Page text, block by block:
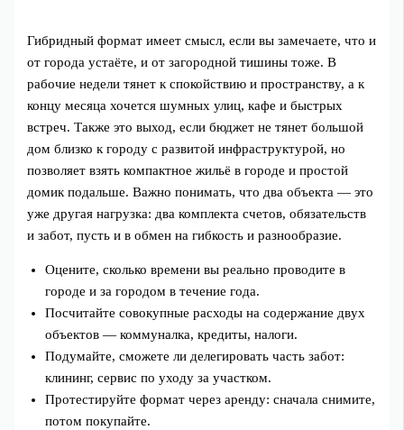
Гибридный формат имеет смысл, если вы замечаете, что и
от города устаёте, и от загородной тишины тоже. В
рабочие недели тянет к спокойствию и пространству, а к
концу месяца хочется шумных улиц, кафе и быстрых
встреч. Также это выход, если бюджет не тянет большой
дом близко к городу с развитой инфраструктурой, но
позволяет взять компактное жильё в городе и простой
домик подальше. Важно понимать, что два объекта — это
уже другая нагрузка: два комплекта счетов, обязательств
и забот, пусть и в обмен на гибкость и разнообразие.
Оцените, сколько времени вы реально проводите в
городе и за городом в течение года.
Посчитайте совокупные расходы на содержание двух
объектов — коммуналка, кредиты, налоги.
Подумайте, сможете ли делегировать часть забот:
клининг, сервис по уходу за участком.
Протестируйте формат через аренду: сначала снимите,
потом покупайте.